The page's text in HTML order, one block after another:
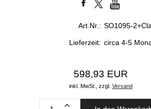
Art.Nr.: SO1095-
Lieferzeit: circa 4-5
598,93 EUR
inkl. MwSt., zzgl. Versand